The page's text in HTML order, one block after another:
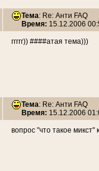
Тема: Re: Анти FAQ
Время: 15.12.2006
ггггг)) ####атая тема)))
Тема: Re: Анти FAQ
Время: 15.12.2006
вопрос "что такое микст"